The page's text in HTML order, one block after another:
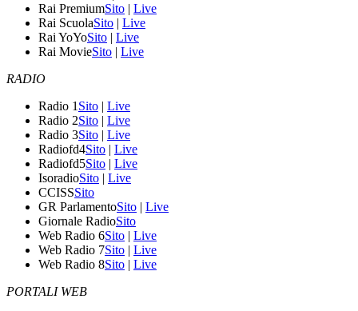
Rai PremiumSito | Live
Rai ScuolaSito | Live
Rai YoYoSito | Live
Rai MovieSito | Live
RADIO
Radio 1 Sito | Live
Radio 2Sito | Live
Radio 3Sito | Live
Radiofd4Sito | Live
Radiofd5Sito | Live
IsoradioSito | Live
CCISSSito
GR ParlamentoSito | Live
Giornale RadioSito
Web Radio 6Sito | Live
Web Radio 7Sito | Live
Web Radio 8Sito | Live
PORTALI WEB